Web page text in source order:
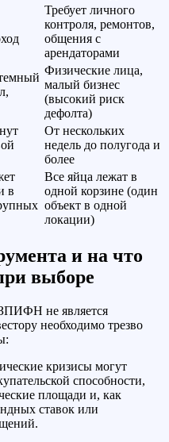
Требует личного
контроля, ремонтов,
общения с
арендаторами
Физические лица,
малый бизнес
(высокий риск
дефолта)
От нескольких
недель до полугода и
более
в
Все яйца лежат в
одной корзине (один
объект в одной
локации)
и на что
выборе
не является
необходимо трезво
кризисы могут
способности,
площади и, как
ставок или